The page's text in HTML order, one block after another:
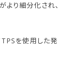
より細分化され、
を使用した発